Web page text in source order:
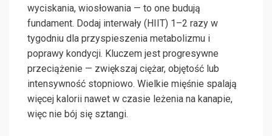
wyciskania, wiosłowania — to one budują
fundament. Dodaj interwały (HIIT) 1–2 razy w
tygodniu dla przyspieszenia metabolizmu i
poprawy kondycji. Kluczem jest progresywne
przeciążenie — zwiększaj ciężar, objętość lub
intensywność stopniowo. Wielkie mięśnie spalają
więcej kalorii nawet w czasie leżenia na kanapie,
więc nie bój się sztangi.